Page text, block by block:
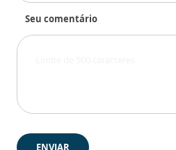
Seu comentário
ENVIAR